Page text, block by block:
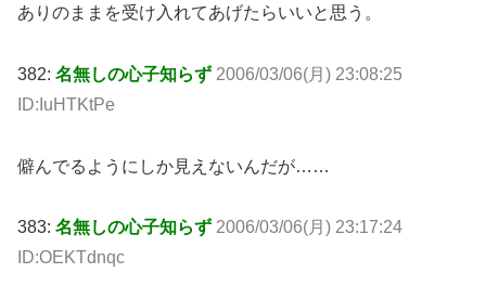
ありのままを受け入れてあげたらいいと思う。
382: 名無しの心子知らず 2006/03/06(月) 23:08:25
ID:IuHTKtPe
僻んでるようにしか見えないんだが……
383: 名無しの心子知らず 2006/03/06(月) 23:17:24
ID:OEKTdnqc